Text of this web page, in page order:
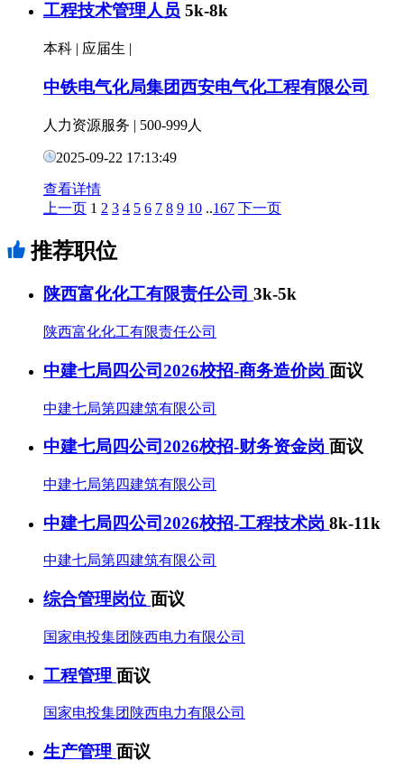
工程技术管理人员 5k-8k
本科 | 应届生 |
中铁电气化局集团西安电气化工程有限公司
人力资源服务 | 500-999人
2025-09-22 17:13:49
查看详情
上一页 1 2 3 4 5 6 7 8 9 10 ..167 下一页
推荐职位
陕西富化化工有限责任公司 3k-5k
陕西富化化工有限责任公司
中建七局四公司2026校招-商务造价岗 面议
中建七局第四建筑有限公司
中建七局四公司2026校招-财务资金岗 面议
中建七局第四建筑有限公司
中建七局四公司2026校招-工程技术岗 8k-11k
中建七局第四建筑有限公司
综合管理岗位 面议
国家电投集团陕西电力有限公司
工程管理 面议
国家电投集团陕西电力有限公司
生产管理 面议